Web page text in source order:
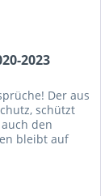
2023
Der aus
schützt
den
bleibt auf